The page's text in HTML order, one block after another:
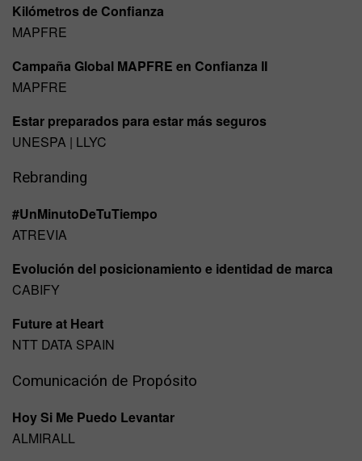
Kilómetros de Confianza
MAPFRE
Campaña Global MAPFRE en Confianza II
MAPFRE
Estar preparados para estar más seguros
UNESPA | LLYC
Rebranding
#UnMinutoDeTuTiempo
ATREVIA
Evolución del posicionamiento e identidad de marca
CABIFY
Future at Heart
NTT DATA SPAIN
Comunicación de Propósito
Hoy Si Me Puedo Levantar
ALMIRALL